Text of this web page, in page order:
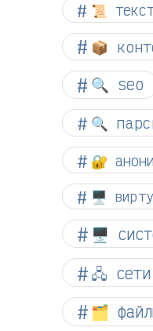
📜
📦
🔍 seo
🔍
🔐
🖥️
🖥️
🖧 сети
🗂️